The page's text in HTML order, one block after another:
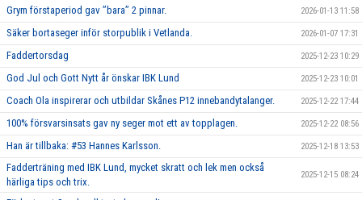
Grym förstaperiod gav ’’bara’’ 2 pinnar. 2026-01-13 11:58
Säker bortaseger inför storpublik i Vetlanda. 2026-01-07 17:31
Faddertorsdag 2025-12-23 10:29
God Jul och Gott Nytt år önskar IBK Lund 2025-12-23 10:01
Coach Ola inspirerar och utbildar Skånes P12 innebandytalanger. 2025-12-22 17:44
100% försvarsinsats gav ny seger mot ett av topplagen. 2025-12-22 08:56
Han är tillbaka: #53 Hannes Karlsson. 2025-12-18 13:53
Fadderträning med IBK Lund, mycket skratt och lek men också
härliga tips och trix.
2025-12-15 08:24